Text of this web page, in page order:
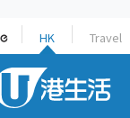
HK Travel